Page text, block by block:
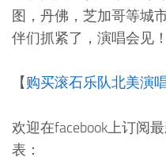
图，丹佛，芝加哥等城
伴们抓紧了，演唱会见
【购买滚石乐队北美演
欢迎在facebook上订阅
表：